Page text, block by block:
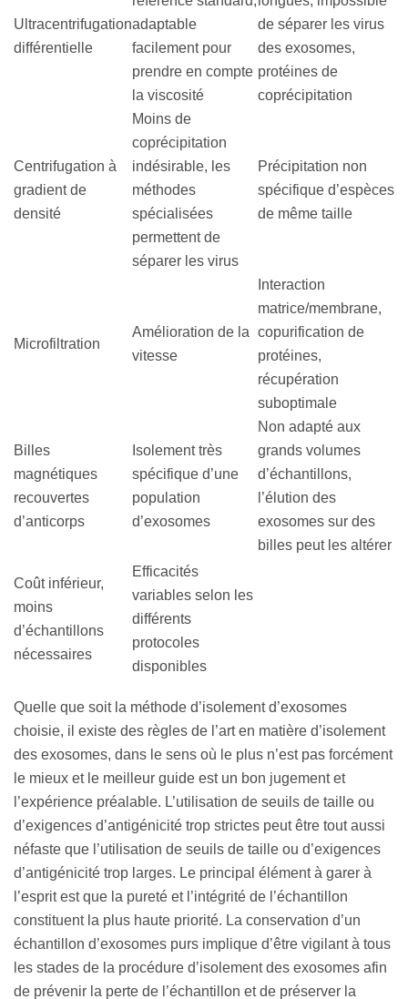
Ultracentrifugation
différentielle
adaptable
facilement pour
prendre en compte
la viscosité
de séparer les virus
des exosomes,
protéines de
coprécipitation
Centrifugation à
gradient de
densité
Moins de
coprécipitation
indésirable, les
méthodes
spécialisées
permettent de
séparer les virus
Précipitation non
spécifique d’espèces
de même taille
Microfiltration
Amélioration de la
vitesse
Interaction
matrice/membrane,
copurification de
protéines,
récupération
suboptimale
Billes
magnétiques
recouvertes
d’anticorps
Isolement très
spécifique d’une
population
d’exosomes
Non adapté aux
grands volumes
d’échantillons,
l’élution des
exosomes sur des
billes peut les altérer
Coût inférieur,
moins
d’échantillons
nécessaires
Efficacités
variables selon les
différents
protocoles
disponibles
Quelle que soit la méthode d’isolement d’exosomes
choisie, il existe des règles de l’art en matière d’isolement
des exosomes, dans le sens où le plus n’est pas forcément
le mieux et le meilleur guide est un bon jugement et
l’expérience préalable. L’utilisation de seuils de taille ou
d’exigences d’antigénicité trop strictes peut être tout aussi
néfaste que l’utilisation de seuils de taille ou d’exigences
d’antigénicité trop larges. Le principal élément à garer à
l’esprit est que la pureté et l’intégrité de l’échantillon
constituent la plus haute priorité. La conservation d’un
échantillon d’exosomes purs implique d’être vigilant à tous
les stades de la procédure d’isolement des exosomes afin
de prévenir la perte de l’échantillon et de préserver la